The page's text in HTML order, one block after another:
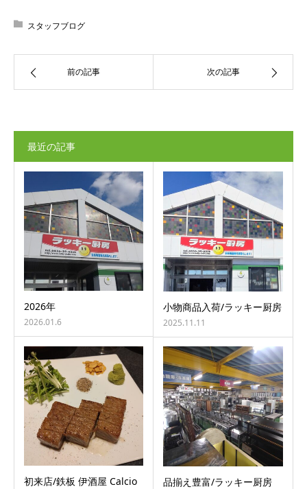
スタッフブログ
前の記事 次の記事
最近の記事
2026年
2026.01.6
小物商品入荷/ラッキー厨房
2025.11.11
初来店/鉄板 伊酒屋 Calcio 品揃え豊富/ラッキー厨房